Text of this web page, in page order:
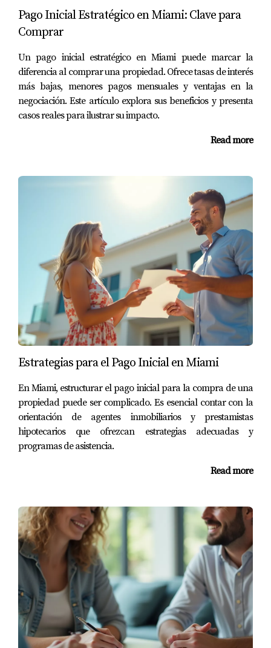
¿Qué tipo de interés puedo esperar?
solicitante y del mercado actual. Actualmente, las tasas
están alrededor del 3-5% para préstamos hipotecarios
convencionales.
¿Es difícil calificar para un préstamo?
No necesariamente. Si tienes un buen historial crediticio y
sencillo.
¿Qué pasa si no puedo hacer mis pagos?
Si no puedes hacer tus pagos, es crucial comunicarte con
tu prestamista inmediatamente. Ellos pueden ofrecer
opciones como reestructuración o programas de
asistencia.
¿Es recomendable contratar a un agente
inmobiliario?
Sí, un agente con experiencia en financiamiento puede
ayudarte a encontrar las mejores opciones disponibles y
Como experto en financiamiento inmobiliario en Miami,
estoy aquí para ayudar a que tu inversión sea exitosa. Si
deseas discutir tus opciones o tienes preguntas
específicas, no dudes en contactarme al
Estoy disponible para asesorarte y acompañarte en cada
Pago Inicial Estratégico en Miami: Clave para
Comprar
Un pago inicial estratégico en Miami puede marcar la
diferencia al comprar una propiedad. Ofrece tasas de interés
más bajas, menores pagos mensuales y ventajas en la
negociación. Este artículo explora sus beneficios y presenta
casos reales para ilustrar su impacto.
Read more
Estrategias para el Pago Inicial en Miami
En Miami, estructurar el pago inicial para la compra de una
propiedad puede ser complicado. Es esencial contar con la
orientación de agentes inmobiliarios y prestamistas
hipotecarios que ofrezcan estrategias adecuadas y
programas de asistencia.
Read more